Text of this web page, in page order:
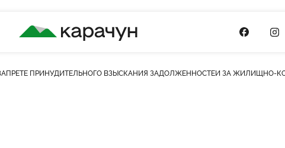
КАРАЧУН
ПРИНУДИТЕЛЬНОГО ВЗЫСКАНИЯ ЗАДОЛЖЕННОСТЕЙ ЗА ЖИЛИЩНО-